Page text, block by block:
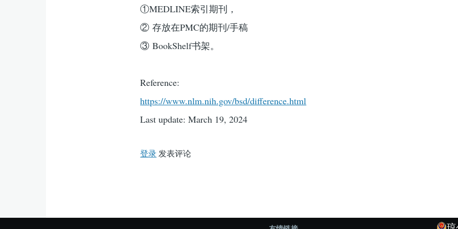
①MEDLINE索引期刊，
② 存放在PMC的期刊/手稿
③ BookShelf书架。
Reference:
https://www.nlm.nih.gov/bsd/difference.html
Last update: March 19, 2024
登录 发表评论